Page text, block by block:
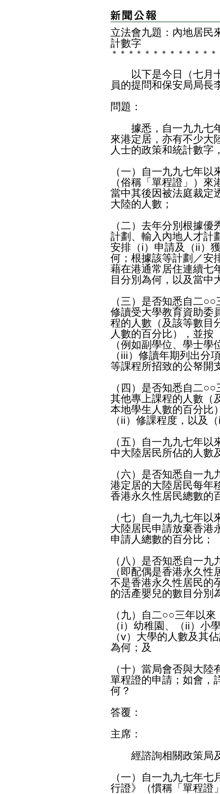
立法會九題：內地居民
計數字
＊ ＊ ＊ ＊ ＊ ＊ ＊ ＊ ＊ ＊ ＊ ＊ ＊
以下是今日（七月十
員的提問和保安局局長
問題：
據悉，自一九九七年
來港定居，亦有不少大
人士的政策和統計數字
（一）自一九九七年
（俗稱「單程證」）
當中其後因被法庭裁定
大陸的人數；
（二）去年分別根據
計劃、輸入內地人才計
安排（i）申請及（ii）
何；根據該等計劃／安
藉在港通常居住連續七
目分別為何，以及當中
（三）是否知悉自二
修讀受大學教育資助委
程的人數（及該等數目
人數的百分比），並按
（例如副學位、學士
（iii）修讀年期列出分
等課程所招致的公帑開
（四）是否知悉自二
其他專上課程的人數（
本地學生人數的百分比
（ii）修課程度，以及
（五）自一九九七年
中大陸居民所佔的人數
（六）是否知悉自一
港定居的大陸居民每年
香港永久性居民總數的
（七）自一九九七年
大陸居民申請放棄香港
申請人總數的百分比；
（八）是否知悉自一
（即配偶是香港永久
不是香港永久性居民的
的活產嬰兒的數目分別
（九）自二○○三年以
（i）幼稚園、（ii）小
（v）大學的人數及其
為何；及
（十）當局會否與大
單程證的申請；如會，
何？
答覆：
主席：
經諮詢相關政策局及
（一）自一九九七年
行證》（慣稱「單程證